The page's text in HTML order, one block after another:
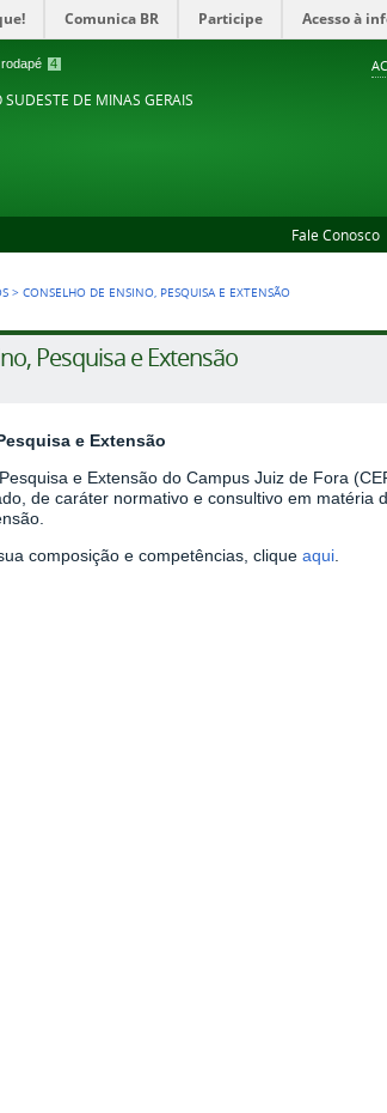
4
Comunica BR Participe Acesso à
DE MINAS GERAIS
Fale Conosco
>CONSELHO DE ENSINO, PESQUISA E EXTENSÃO
Pesquisa e Extensão
e Extensão
e Extensão do Campus Juiz de Fora
de caráter normativo e consultivo em matéria
composição e competências, clique aqui.